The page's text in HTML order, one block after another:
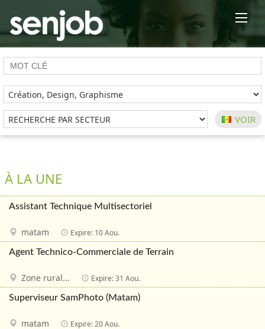
À LA UNE
Assistant Technique Multisectoriel
matam Expire: 10 Aou.
Agent Technico-Commerciale de Terrain
Zone rural... Expire: 31 Aou.
Superviseur SamPhoto (Matam)
matam Expire: 20 Aou.
×